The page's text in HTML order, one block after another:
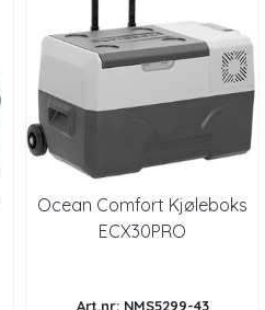
Ocean Comfort Kjøleboks
ECX30PRO
Art.nr: NMS5299-43